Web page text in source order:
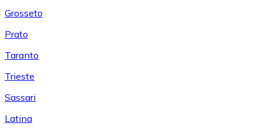
Grosseto
Prato
Taranto
Trieste
Sassari
Latina